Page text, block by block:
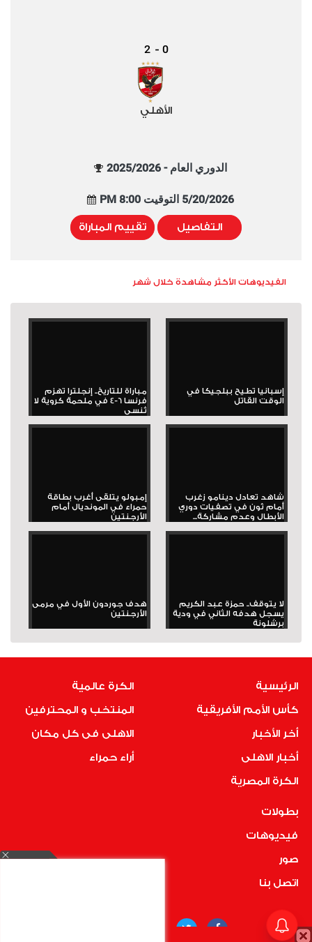
0
-
2
الأهلي
الدوري العام - 2025/2026
5/20/2026 التوقيت 8:00 PM
التفاصيل تقييم المباراة
الفيديوهات الأكثر مشاهدة خلال شهر
إسبانيا تطيح ببلجيكا في
الوقت القاتل
مباراة للتاريخ.. إنجلترا تهزم
فرنسا 6-4 في ملحمة كروية لا
تُنسى
شاهد تعادل دينامو زغرب
أمام ثون في تصفيات دوري
الأبطال وعدم مشاركة...
إمبولو يتلقى أغرب بطاقة
حمراء في المونديال أمام
الأرجنتين
لا يتوقف.. حمزة عبد الكريم
يسجل هدفه الثاني في ودية
برشلونة
هدف جوردون الأول في مرمى
الأرجنتين
الرئيسية
كأس الأمم الأفريقية
أخر الأخبار
أخبار الاهلى
الكرة المصرية
الكرة عالمية
المنتخب و المحترفين
الاهلى فى كل مكان
أراء حمراء
بطولات
فيديوهات
صور
اتصل بنا